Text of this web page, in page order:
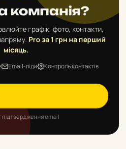
компанія?
графік, фото, контакти,
Pro за 1 грн на перший
місяць.
Email-ліди Контроль контактів
підтвердження email